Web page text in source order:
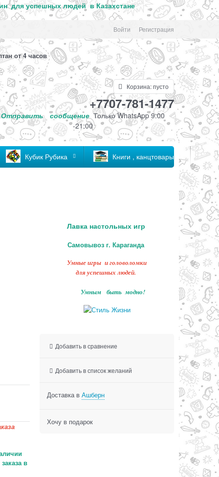
для успешных людей в Казахстане
Войти Регистрация
от 4 часов
Корзина:пусто
+7707-781-1477
Отправить сообщениеТолько WhatsApp 9:00
-21:00
Кубик Рубика Книги , канцтовары
в
Лавка настольных игр
Самовывоз г. Караганда
Умные игры и головоломки
для успешных людей.
Умным быть модно!
Добавить в сравнение
Добавить в список желаний
Доставка в Ашберн
Хочу в подарок